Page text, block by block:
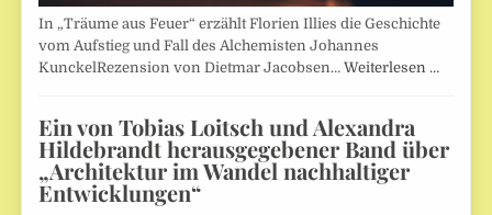
In „Träume aus Feuer“ erzählt Florien Illies die Geschichte
vom Aufstieg und Fall des Alchemisten Johannes
KunckelRezension von Dietmar Jacobsen…Weiterlesen …
Ein von Tobias Loitsch und Alexandra
Hildebrandt herausgegebener Band über
„Architektur im Wandel nachhaltiger
Entwicklungen“